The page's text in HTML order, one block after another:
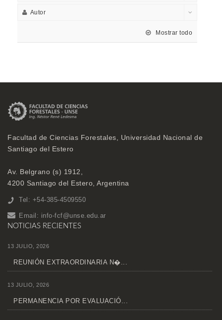
Autor
Mostrar todo
Facultad de Ciencias Forestales, Universidad Nacional de
Santiago del Estero
Av. Belgrano (s) 1912,
4200 Santiago del Estero, Argentina
Tel: +54-385-4509550
Email: info-fcf@unse.edu.ar
NOTICIAS RECIENTES
13 JULIO, 2026
REUNIÓN EXTRAORDINARIA N�...
13 JULIO, 2026
PERMANENCIA POR EVALUACIÓ...